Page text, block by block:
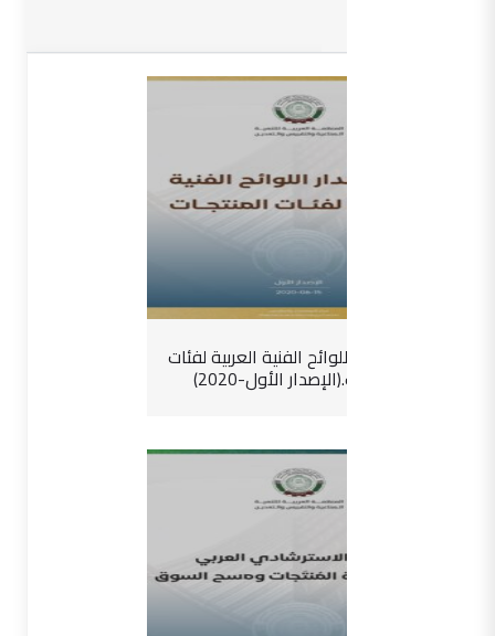
دليل إصدار اللوائح الفنية العربية لفئات
المنتجات.(الإصدار الأول-2020)